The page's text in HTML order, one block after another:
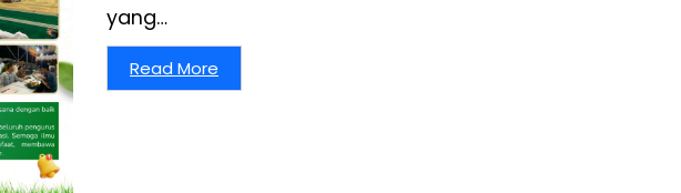
yang…
Read More